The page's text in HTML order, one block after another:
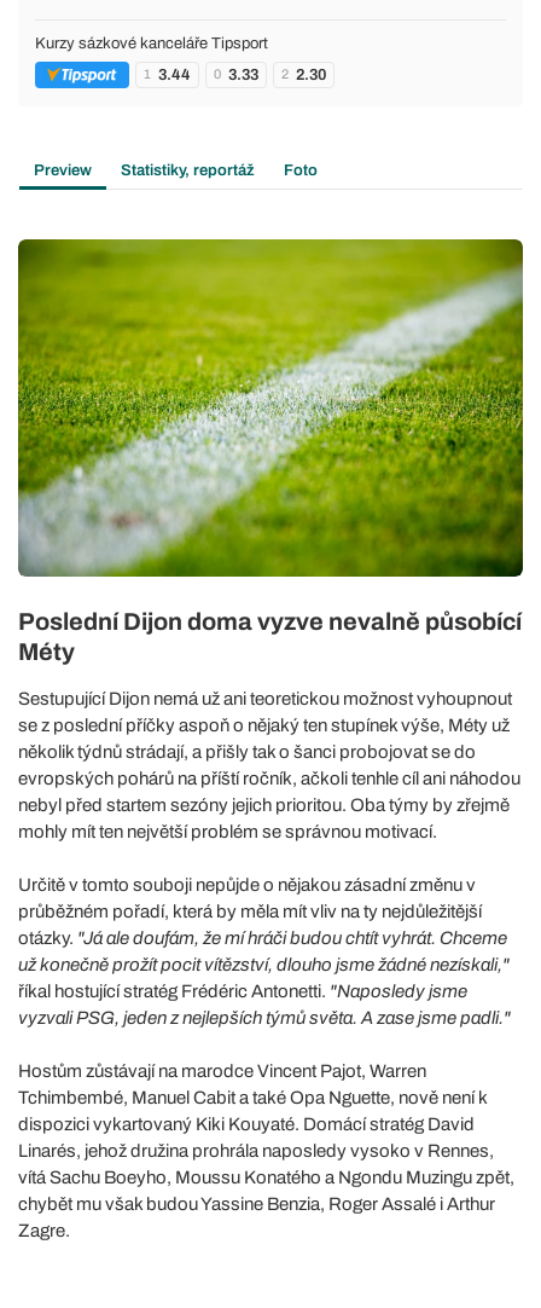
Kurzy sázkové kanceláře Tipsport
1 3.44 0 3.33 2 2.30
Preview Statistiky, reportáž Foto
Poslední Dijon doma vyzve nevalně působící
Méty
Sestupující Dijon nemá už ani teoretickou možnost vyhoupnout
se z poslední příčky aspoň o nějaký ten stupínek výše, Méty už
několik týdnů strádají, a přišly tak o šanci probojovat se do
evropských pohárů na příští ročník, ačkoli tenhle cíl ani náhodou
nebyl před startem sezóny jejich prioritou. Oba týmy by zřejmě
mohly mít ten největší problém se správnou motivací.
Určitě v tomto souboji nepůjde o nějakou zásadní změnu v
průběžném pořadí, která by měla mít vliv na ty nejdůležitější
otázky. "Já ale doufám, že mí hráči budou chtít vyhrát. Chceme
už konečně prožít pocit vítězství, dlouho jsme žádné nezískali,"
říkal hostující stratég Frédéric Antonetti. "Naposledy jsme
vyzvali PSG, jeden z nejlepších týmů světa. A zase jsme padli."
Hostům zůstávají na marodce Vincent Pajot, Warren
Tchimbembé, Manuel Cabit a také Opa Nguette, nově není k
dispozici vykartovaný Kiki Kouyaté. Domácí stratég David
Linarés, jehož družina prohrála naposledy vysoko v Rennes,
vítá Sachu Boeyho, Moussu Konatého a Ngondu Muzingu zpět,
chybět mu však budou Yassine Benzia, Roger Assalé i Arthur
Zagre.